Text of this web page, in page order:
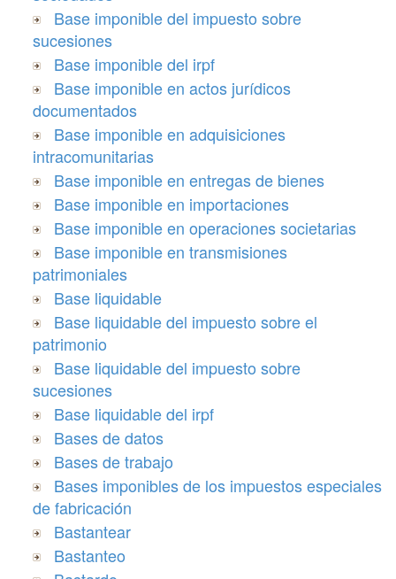
Base imponible del impuesto sobre
sucesiones
Base imponible del irpf
Base imponible en actos jurídicos
documentados
Base imponible en adquisiciones
intracomunitarias
Base imponible en entregas de bienes
Base imponible en importaciones
Base imponible en operaciones societarias
Base imponible en transmisiones
patrimoniales
Base liquidable
Base liquidable del impuesto sobre el
patrimonio
Base liquidable del impuesto sobre
sucesiones
Base liquidable del irpf
Bases de datos
Bases de trabajo
Bases imponibles de los impuestos especiales
de fabricación
Bastantear
Bastanteo